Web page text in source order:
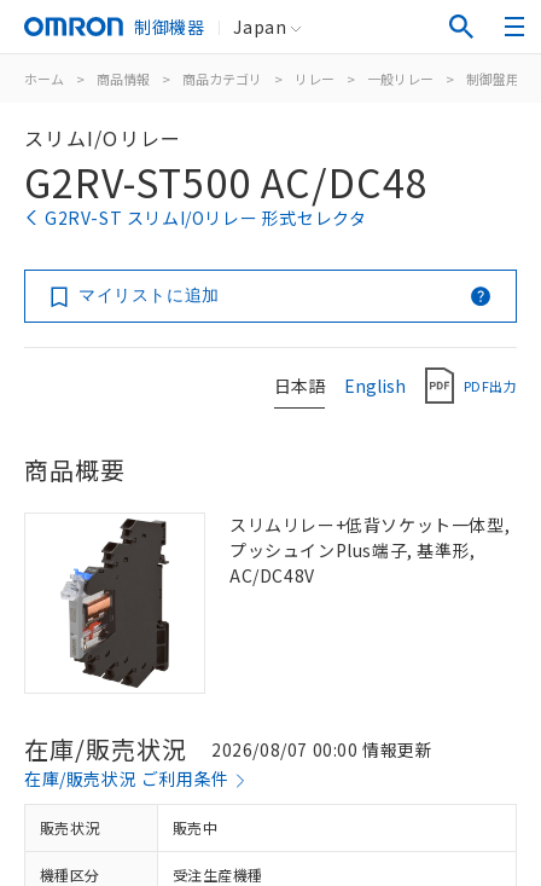
制御機器 Japan
ホーム > 商品情報 > 商品カテゴリ > リレー > 一般リレー > 制御盤用
スリムI/Oリレー
G2RV-ST500 AC/DC48
G2RV-ST スリムI/Oリレー 形式セレクタ
マイリストに追加
日本語 English PDF出力
商品概要
スリムリレー+低背ソケット一体型,
プッシュインPlus端子, 基準形,
AC/DC48V
在庫/販売状況
2026/08/07 00:00 情報更新
在庫/販売状況 ご利用条件
販売状況 販売中
機種区分 受注生産機種